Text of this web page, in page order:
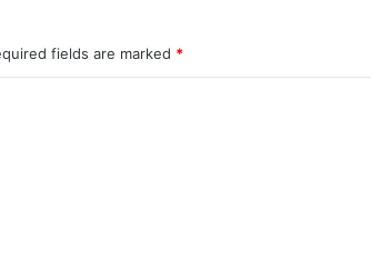
fields are marked *